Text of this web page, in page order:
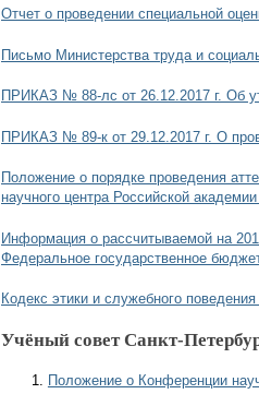
Отчет о проведении специальной
Письмо Министерства труда и
ПРИКАЗ № 88-лс от 26.12.2017 г. Об
ПРИКАЗ № 89-к от 29.12.2017 г. О
Положение о порядке проведения
научного центра Российской
Информация о рассчитываемой на
Федеральное государственное
Кодекс этики и служебного
Учёный совет Санкт-
Положение о Конференции